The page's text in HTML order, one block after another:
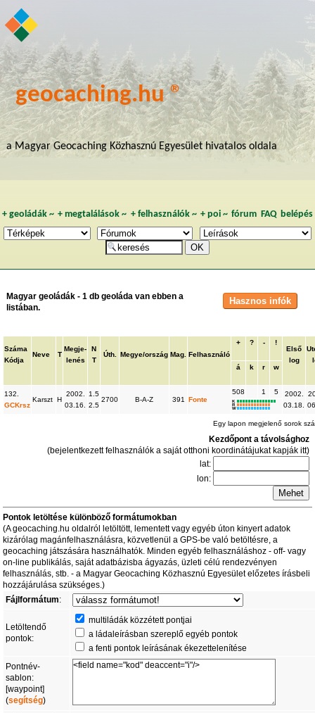
geocaching.hu ®
a Magyar Geocaching Közhasznú Egyesület hivatalos oldala
+ geoládák~ +megtalálások ~ + felhasználók~ + poi~ fórum FAQ belépés
Magyar geoládák - 1 db geoláda van ebben a
listában.
Száma
Kódja
Neve T
Megje-
lenés
N
T
Úth. Megye/ország Mag. Felhasználó
+ ? -
!
Első
log
á
k r w
132.
GCKrsz
Karszt H
2002.
03.16.
1.5
2.5
2700 B-A-Z 391 Fonte
508 1 5
2002.
03.18.
K
R
W
Egy lapon megjelenő sorok
Kezdőpont a távolsághoz
(bejelentkezett felhasználók a saját otthoni koordinátájukat kapják itt)
lat:
lon:
Pontok letöltése különböző formátumokban
(A geocaching.hu oldalról letöltött, lementett vagy egyéb úton kinyert adatok
kizárólag magánfelhasználásra, közvetlenül a GPS-be való betöltésre, a
geocaching játszására használhatók. Minden egyéb felhasználáshoz - off- vagy
on-line publikálás, saját adatbázisba ágyazás, üzleti célú rendezvényen
felhasználás, stb. - a Magyar Geocaching Közhasznú Egyesület előzetes írásbeli
hozzájárulása szükséges.)
Fájlformátum:
Letöltendő
pontok:
multiládák közzétett pontjai
a ládaleírásban szereplő egyéb pontok
a fenti pontok leírásának ékezettelenítése
Pontnév-
sablon:
[waypoint]
(segítség)